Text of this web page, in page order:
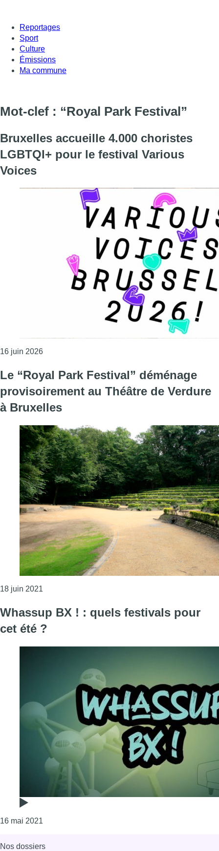
Reportages
Sport
Culture
Émissions
Ma commune
Mot-clef : “Royal Park Festival”
Bruxelles accueille 4.000 choristes
LGBTQI+ pour le festival Various
Voices
16 juin 2026Consulter l'article "Bruxelles accueille 4.000
Le “Royal Park Festival” déménage
provisoirement au Théâtre de Verdure
à Bruxelles
18 juin 2021
Whassup BX ! : quels festivals pour
cet été ?
16 mai 2021
Nos dossiers